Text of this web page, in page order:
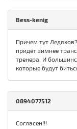
Bess-kenig
Причем тут
придёт зимнее
тренера. И
которые будут
0894077512
Согласен!!!